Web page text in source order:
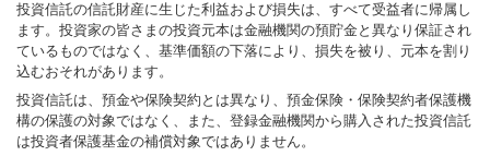
投資信託の信託財産に生じた利益および損失は、すべて受益者に帰属し
ます。投資家の皆さまの投資元本は金融機関の預貯金と異なり保証され
ているものではなく、基準価額の下落により、損失を被り、元本を割り
込むおそれがあります。
投資信託は、預金や保険契約とは異なり、預金保険・保険契約者保護機
構の保護の対象ではなく、また、登録金融機関から購入された投資信託
は投資者保護基金の補償対象ではありません。